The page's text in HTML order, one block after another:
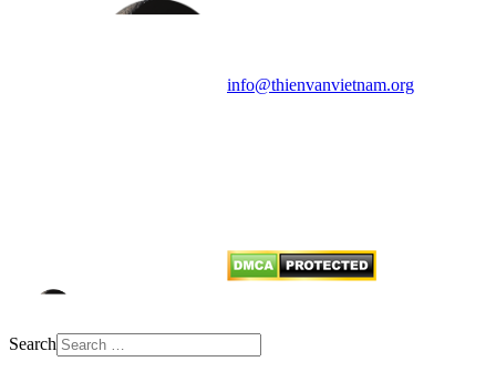
info@thienvanvietnam.org
Search